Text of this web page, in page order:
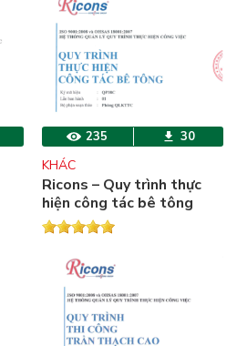
235 30
KHÁC
Ricons – Quy trình thực
hiện công tác bê tông